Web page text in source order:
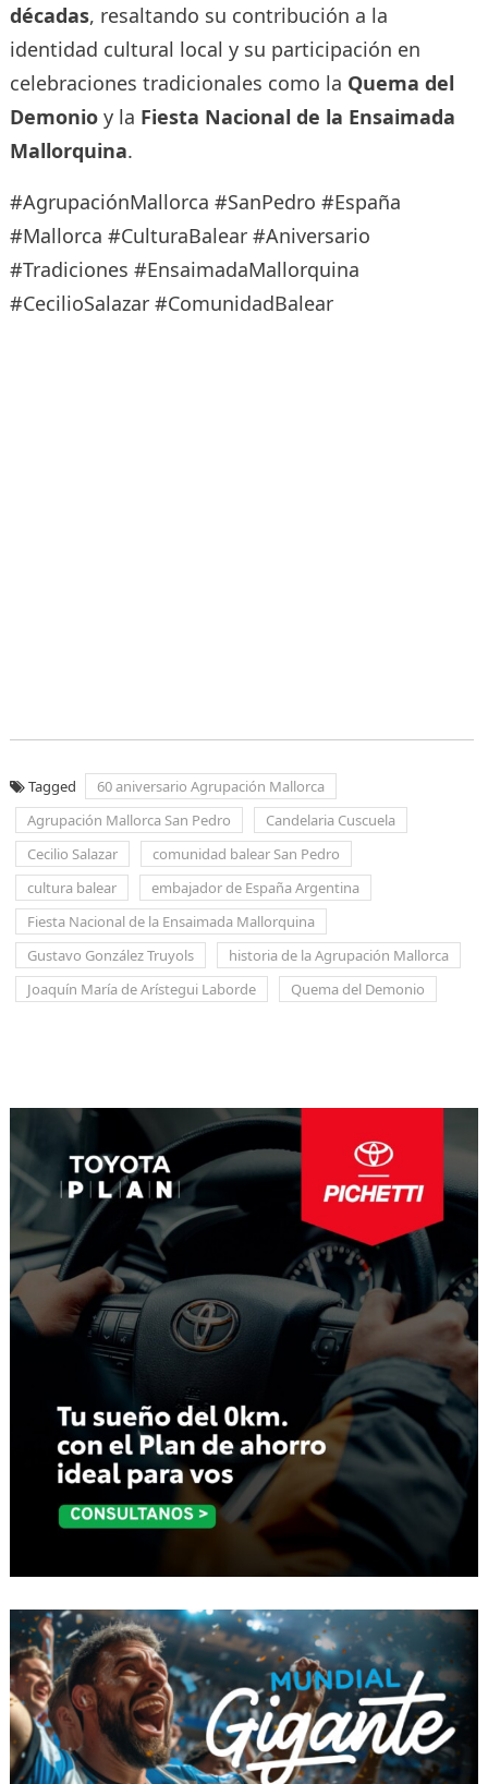
décadas, resaltando su contribución a la
identidad cultural local y su participación en
celebraciones tradicionales como la Quema del
Demonioy la Fiesta Nacional de la Ensaimada
Mallorquina.
#AgrupaciónMallorca #SanPedro #España
#Mallorca #CulturaBalear #Aniversario
#Tradiciones #EnsaimadaMallorquina
#CecilioSalazar #ComunidadBalear
Tagged
60 aniversario Agrupación Mallorca
Agrupación Mallorca San Pedro
Candelaria Cuscuela
Cecilio Salazar
comunidad balear San Pedro
cultura balear
embajador de España Argentina
Fiesta Nacional de la Ensaimada Mallorquina
Gustavo González Truyols
historia de la Agrupación Mallorca
Joaquín María de Arístegui Laborde
Quema del Demonio
entradas